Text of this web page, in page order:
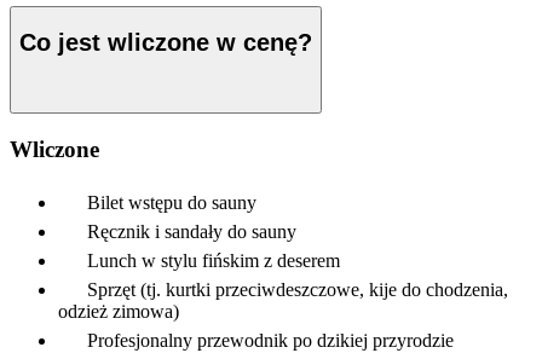
Co jest wliczone w cenę?
Wliczone
Bilet wstępu do sauny
Ręcznik i sandały do sauny
Lunch w stylu fińskim z deserem
Sprzęt (tj. kurtki przeciwdeszczowe, kije do chodzenia,
odzież zimowa)
Profesjonalny przewodnik po dzikiej przyrodzie